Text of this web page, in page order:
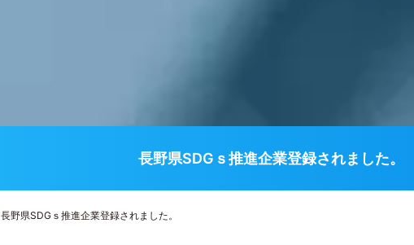
長野県SDGｓ推進企業登録されました。
長野県SDGｓ推進企業登録されました。